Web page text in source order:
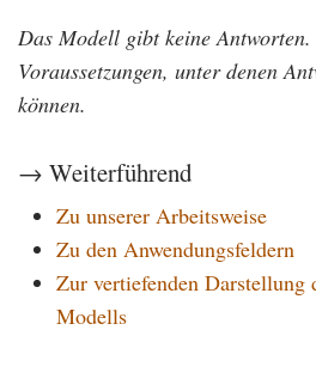
Das Modell gibt keine
Voraussetzungen, unter denen
können.
→ Weiterführend
Zu unserer Arbeitsweise
Zu den Anwendungsfeldern
Zur vertiefenden Darstellung
Modells